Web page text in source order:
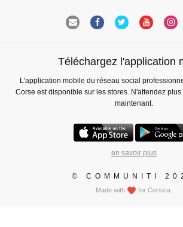
Téléchargez l'application
L'application mobile du réseau social
Corse est disponible sur les stores. N'attendez
maintenant.
en savoir plus
© COMMUNITI
Made with for Corsica.